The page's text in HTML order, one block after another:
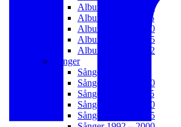
Album 2016 – 2020
Album 2011 – 2015
Album 2006 – 2010
Album 2003 – 2005
Album 1992 – 2002
Sånger
Sånger 2021 – t.v.
Sånger 2016 – 2020
Sånger 2011 – 2015
Sånger 2006 – 2010
Sånger 2001 – 2005